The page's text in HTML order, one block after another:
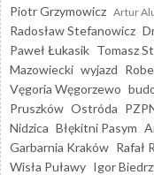
Piotr Grzymowicz Artur
Radosław Stefanowicz
Paweł Łukasik Tomasz
Mazowiecki wyjazd
Vęgoria Węgorzewo
Pruszków Ostróda
Nidzica Błękitni Pasym
Garbarnia Kraków Rafał
Wisła Puławy Igor